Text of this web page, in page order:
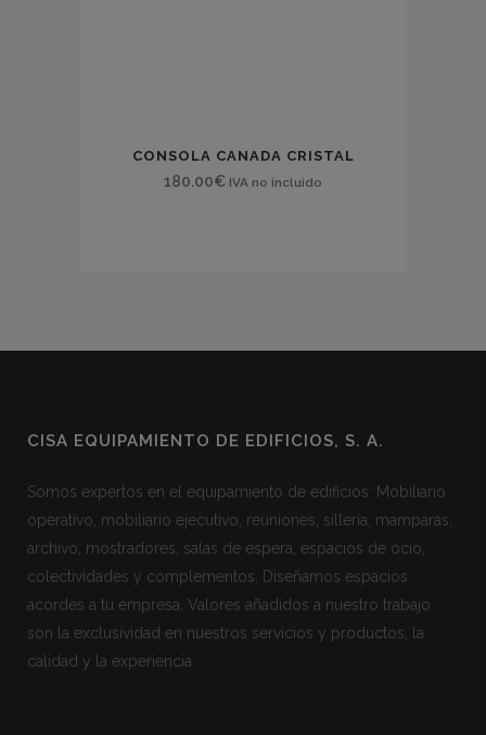
CONSOLA CANADA CRISTAL
180.00€ IVA no incluido
CISA EQUIPAMIENTO DE EDIFICIOS, S. A.
Somos expertos en el equipamiento de edificios: Mobiliario
operativo, mobiliario ejecutivo, reuniones, sillería, mamparas,
archivo, mostradores, salas de espera, espacios de ocio,
colectividades y complementos. Diseñamos espacios
acordes a tu empresa. Valores añadidos a nuestro trabajo
son la exclusividad en nuestros servicios y productos, la
calidad y la experiencia.